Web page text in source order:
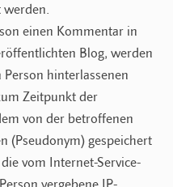
einen Kommentar in
Blog, werden
hinterlassenen
Zeitpunkt der
von der betroffenen
(Pseudonym) gespeichert
vom Internet-Service-